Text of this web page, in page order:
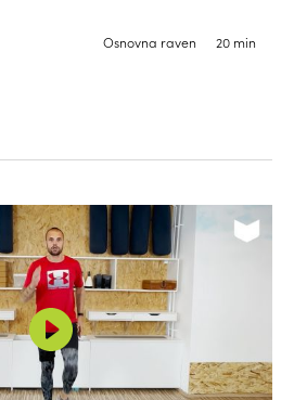
Osnovna raven 20 min